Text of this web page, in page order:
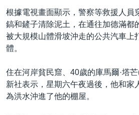
根據電視畫面顯示，警察等救援人員
鎬和鏟子清除泥土，在通往加德滿都
被大規模山體滑坡沖走的公共汽車上
體。
住在河岸貧民窟、40歲的庫馬爾·塔
新社表示，星期六午夜過後，他和家
為洪水沖進了他的棚屋。